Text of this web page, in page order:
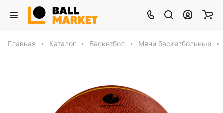
Главная Каталог Баскетбол Мячи баскетбольные